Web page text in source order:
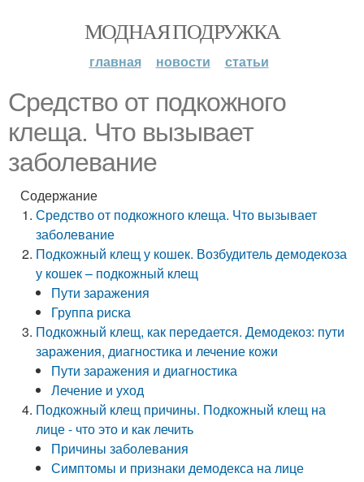
МОДНАЯ ПОДРУЖКА
главная новости статьи
Средство от подкожного
клеща. Что вызывает
заболевание
Содержание
Средство от подкожного клеща. Что вызывает
заболевание
Подкожный клещ у кошек. Возбудитель демодекоза
у кошек – подкожный клещ
Пути заражения
Группа риска
Подкожный клещ, как передается. Демодекоз: пути
заражения, диагностика и лечение кожи
Пути заражения и диагностика
Лечение и уход
Подкожный клещ причины. Подкожный клещ на
лице - что это и как лечить
Причины заболевания
Симптомы и признаки демодекса на лице